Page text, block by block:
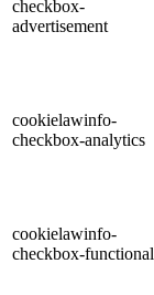
checkbox-
advertisement
cookielawinfo-
checkbox-analytics
cookielawinfo-
checkbox-functional